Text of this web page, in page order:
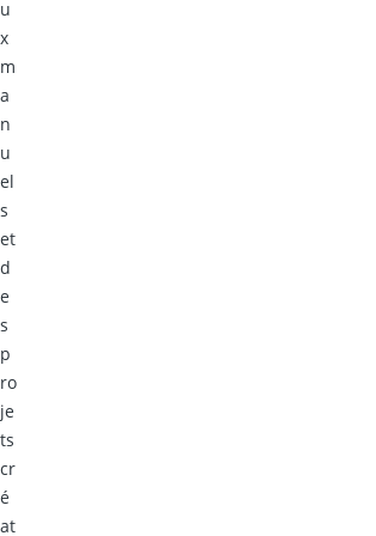
u
x
m
a
n
u
el
s
et
d
e
s
p
ro
je
ts
cr
é
at